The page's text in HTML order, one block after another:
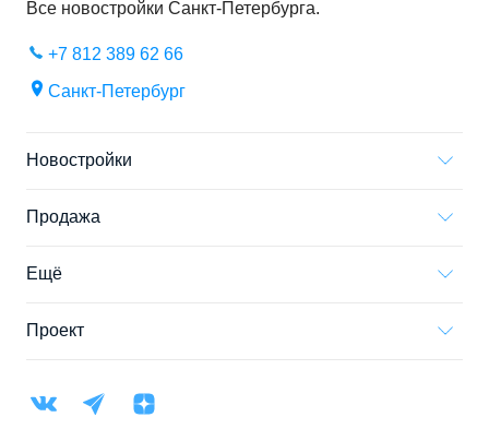
Все новостройки Санкт-Петербурга.
+7 812 389 62 66
Санкт-Петербург
Новостройки
Продажа
Ещё
Проект